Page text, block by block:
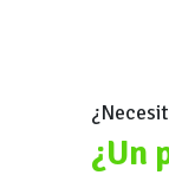
¿Un